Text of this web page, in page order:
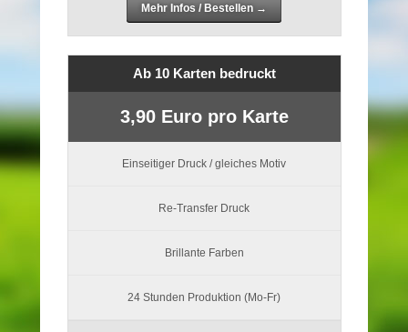
Mehr Infos / Bestellen →
Ab 10 Karten bedruckt
3,90 Euro pro Karte
Einseitiger Druck / gleiches Motiv
Re-Transfer Druck
Brillante Farben
24 Stunden Produktion (Mo-Fr)